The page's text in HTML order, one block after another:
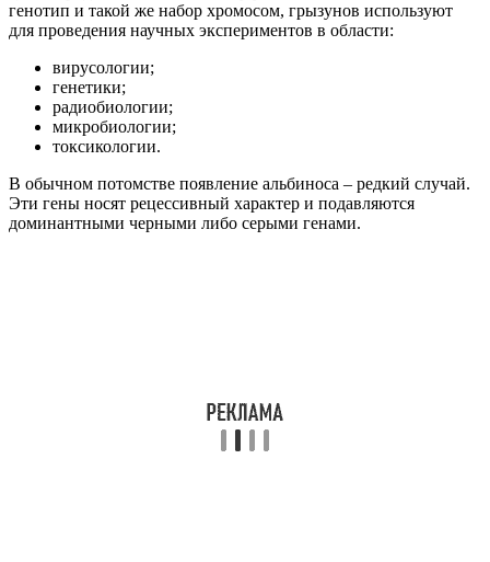
генотип и такой же набор хромосом, грызунов используют
для проведения научных экспериментов в области:
вирусологии;
генетики;
радиобиологии;
микробиологии;
токсикологии.
В обычном потомстве появление альбиноса – редкий случай.
Эти гены носят рецессивный характер и подавляются
доминантными черными либо серыми генами.